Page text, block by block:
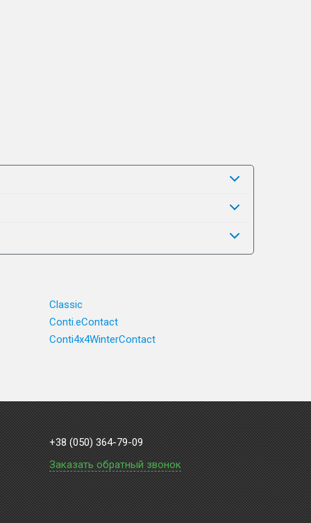
Classic
Conti.eContact
Conti4x4WinterContact
+38 (050) 364-79-09
Заказать обратный звонок